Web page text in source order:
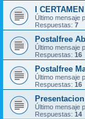
I
Último mensaje
Respuestas: 7
Postalfree
Último mensaje
Respuestas: 16
Postalfree
Último mensaje
Respuestas: 16
Presentacion
Último mensaje
Respuestas: 14